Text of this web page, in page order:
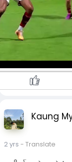
ကြပါ တယ်။ ဒီပွဲစ
ြီး အယ်နာဆာအသင်
ဂ်ပွဲစဉ်(၄)ရဲ့ အစော
၂)ပွဲသရေ၊ ရမှတ်
၄)နေရာမှာ ရပ်တည်
Kaung
2 yrs - Translate